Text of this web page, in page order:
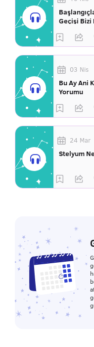
Geçişi Bizi
03 Nis
Bu Ay Ani
Yorumu
24 Mar
Stelyum